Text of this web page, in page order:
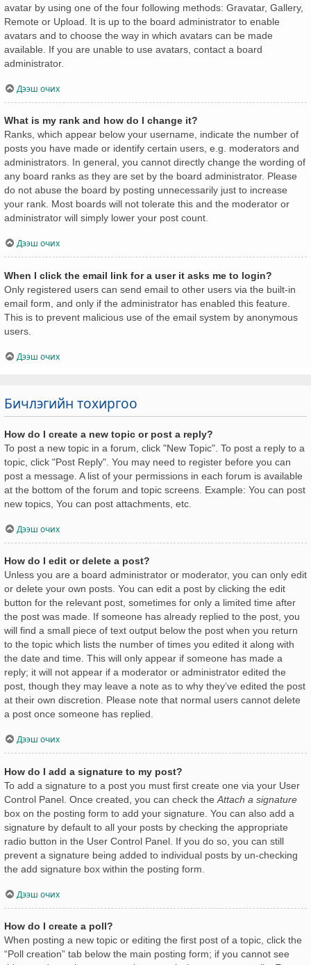
avatar by using one of the four following methods: Gravatar, Gallery,
Remote or Upload. It is up to the board administrator to enable
avatars and to choose the way in which avatars can be made
available. If you are unable to use avatars, contact a board
administrator.
Дээш очих
What is my rank and how do I change it?
Ranks, which appear below your username, indicate the number of
posts you have made or identify certain users, e.g. moderators and
administrators. In general, you cannot directly change the wording of
any board ranks as they are set by the board administrator. Please
do not abuse the board by posting unnecessarily just to increase
your rank. Most boards will not tolerate this and the moderator or
administrator will simply lower your post count.
Дээш очих
When I click the email link for a user it asks me to login?
Only registered users can send email to other users via the built-in
email form, and only if the administrator has enabled this feature.
This is to prevent malicious use of the email system by anonymous
users.
Дээш очих
Бичлэгийн тохиргоо
How do I create a new topic or post a reply?
To post a new topic in a forum, click "New Topic". To post a reply to a
topic, click "Post Reply". You may need to register before you can
post a message. A list of your permissions in each forum is available
at the bottom of the forum and topic screens. Example: You can post
new topics, You can post attachments, etc.
Дээш очих
How do I edit or delete a post?
Unless you are a board administrator or moderator, you can only edit
or delete your own posts. You can edit a post by clicking the edit
button for the relevant post, sometimes for only a limited time after
the post was made. If someone has already replied to the post, you
will find a small piece of text output below the post when you return
to the topic which lists the number of times you edited it along with
the date and time. This will only appear if someone has made a
reply; it will not appear if a moderator or administrator edited the
post, though they may leave a note as to why they’ve edited the post
at their own discretion. Please note that normal users cannot delete
a post once someone has replied.
Дээш очих
How do I add a signature to my post?
To add a signature to a post you must first create one via your User
Control Panel. Once created, you can check the Attach a signature
box on the posting form to add your signature. You can also add a
signature by default to all your posts by checking the appropriate
radio button in the User Control Panel. If you do so, you can still
prevent a signature being added to individual posts by un-checking
the add signature box within the posting form.
Дээш очих
How do I create a poll?
When posting a new topic or editing the first post of a topic, click the
“Poll creation” tab below the main posting form; if you cannot see